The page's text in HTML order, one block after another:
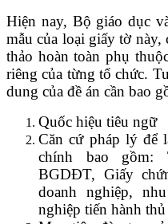
Hiện nay, Bộ giáo dục
mẫu của loại giấy tờ này,
thảo hoàn toàn phụ
riêng của từng tổ chức.
dung của đề án cần bao
Quốc hiệu tiêu ngữ
Căn cứ pháp lý để
chính bao gồm:
BGDĐT, Giấy
doanh nghiệp,
nghiệp tiến hành